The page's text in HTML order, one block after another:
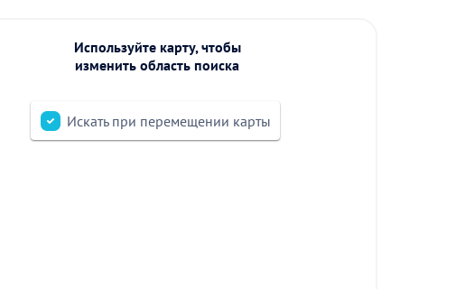
Используйте карту, чтобы
изменить область поиска
Искать при перемещении карты